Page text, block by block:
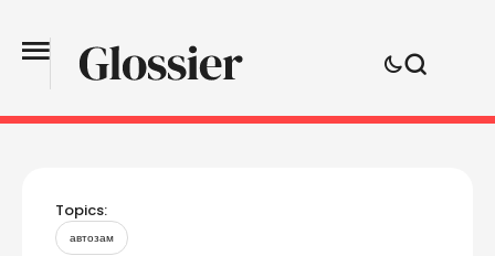
Topics:
автозам